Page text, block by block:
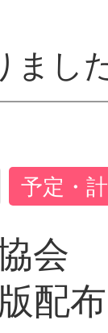
まし
予定・
会
配布